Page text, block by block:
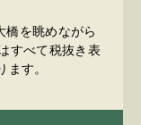
橋を眺めながら
すべて税抜き表
す。